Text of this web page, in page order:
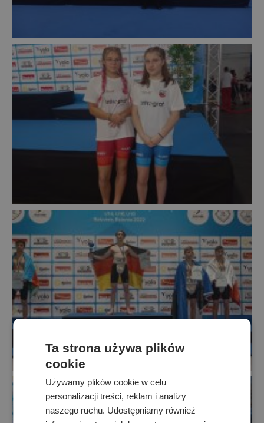
Ta strona używa plików
cookie
Używamy plików cookie w celu
personalizacji treści, reklam i analizy
naszego ruchu. Udostępniamy również